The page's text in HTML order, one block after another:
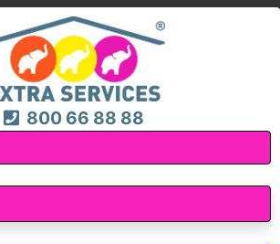
800 66 88 88